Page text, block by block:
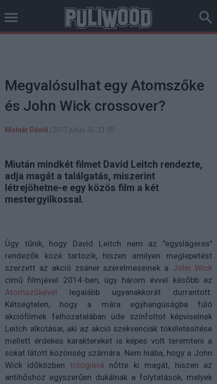
Megvalósulhat egy Atomszőke
és John Wick crossover?
Molnár Dávid 2017 július 30. 21:00
Miután mindkét filmet David Leitch rendezte,
adja magát a találgatás, miszerint
létrejöhetne-e egy közös film a két
mestergyilkossal.
Úgy tűnik, hogy David Leitch nem az "egyslágeres"
rendezők közé tartozik, hiszen amilyen meglepetést
szerzett az akció zsáner szerelmeseinek a John Wick
című filmjével 2014-ben, úgy három évvel később az
Atomszőkével legalább ugyanakkorát durrantott.
Kétségtelen, hogy a mára egyhangúságba fúló
akciófilmek felhozatalában üde színfoltot képviselnek
Leitch alkotásai, aki az akció szekvenciák tökéletesítése
mellett érdekes karaktereket is képes volt teremteni a
sokat látott közönség számára. Nem hiába, hogy a John
Wick időközben trilógiává nőtte ki magát, hiszen az
antihőshöz egyszerűen dukálnak a folytatások, melyek